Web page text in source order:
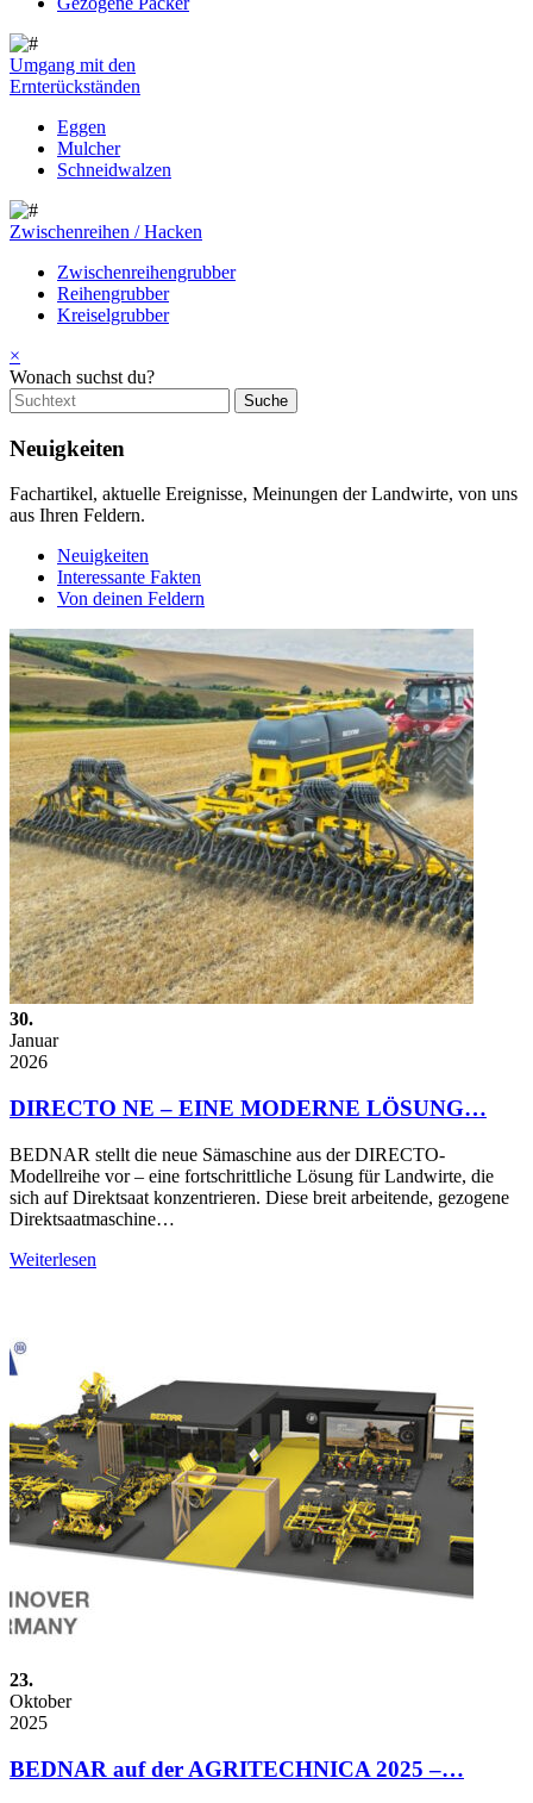
Umgang mit den
Ernterückständen
Eggen
Mulcher
Schneidwalzen
Zwischenreihen / Hacken
Zwischenreihengrubber
Reihengrubber
Kreiselgrubber
×
Wonach suchst du?
Neuigkeiten
Fachartikel, aktuelle Ereignisse, Meinungen der Landwirte, von uns
aus Ihren Feldern.
Neuigkeiten
Interessante Fakten
Von deinen Feldern
30.
Januar
2026
DIRECTO NE – EINE MODERNE LÖSUNG…
BEDNAR stellt die neue Sämaschine aus der DIRECTO-
Modellreihe vor – eine fortschrittliche Lösung für Landwirte, die
sich auf Direktsaat konzentrieren. Diese breit arbeitende, gezogene
Direktsaatmaschine…
Weiterlesen
23.
Oktober
2025
BEDNAR auf der AGRITECHNICA 2025 –…